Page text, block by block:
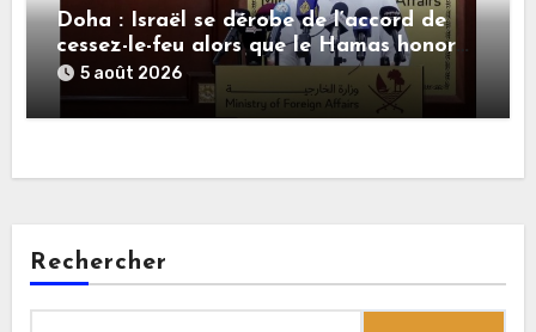
Doha : Israël se dérobe de l’accord de
cessez-le-feu alors que le Hamas honore
ses engagements
5 août 2026
Rechercher